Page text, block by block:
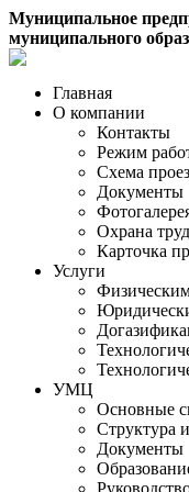
Муниципальное
муниципального
Главная
О компании
Контакты
Режим
Схема
Документы
Охрана
Карточка
Услуги
УМЦ
Основные
Структура
Документы